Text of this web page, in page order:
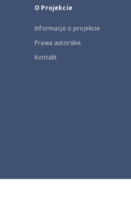
O Projekcie
Informacje o projekcie
Prawa autorskie
Kontakt